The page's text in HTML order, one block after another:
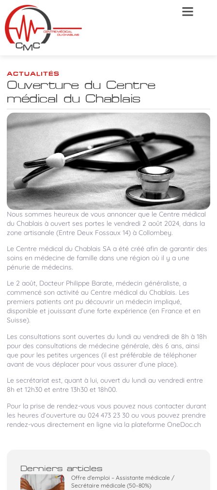
ACTUALITÉS
Ouverture du Centre
médical du Chablais
Nous sommes heureux de vous annoncer que le Centre médical
du Chablais à ouvert ses portes le vendredi 2 août 2024, dans la
zone artisanale (Entre Deux Fossaux 14) à Collombey.
Le Centre médical du Chablais SA a été créé afin de garantir des
soins en médecine de famille dans une région où il y a une
pénurie de médecins.
Le 2 août, Docteur Philippe Barate, médecin généraliste, a
commencé son activité au Centre médical du Chablais. Les
premiers patients ont pu découvrir un médecin impliqué,
disponible et jouissant d’une forte expérience (en France et en
Suisse).
Les consultations sont ouvertes du lundi au vendredi de 8h à 18h
pour des consultations de médecine générale, dès 6 ans, ainsi
que pour les petites urgences (il est préférable de téléphoner
avant de vous déplacer pour vous assurer d’une place).
Le secrétariat est, quant à lui, ouvert du lundi au vendredi entre
8h et 12h30 et entre 13h30 et 18h00.
Pour la prise de rendez-vous vous pouvez nous contacter durant
les heures d’ouverture au 024 473 23 30 ou vous pouvez prendre
rendez-vous directement en ligne via la plateforme OneDoc.ch
Derniers articles
Offre d’emploi – Assistante médicale /
Secrétaire médicale (50–80%)